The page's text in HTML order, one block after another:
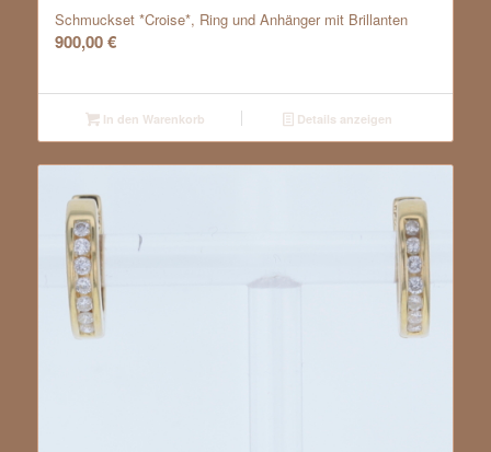
Schmuckset *Croise*, Ring und Anhänger mit Brillanten
900,00€
In den Warenkorb Details anzeigen